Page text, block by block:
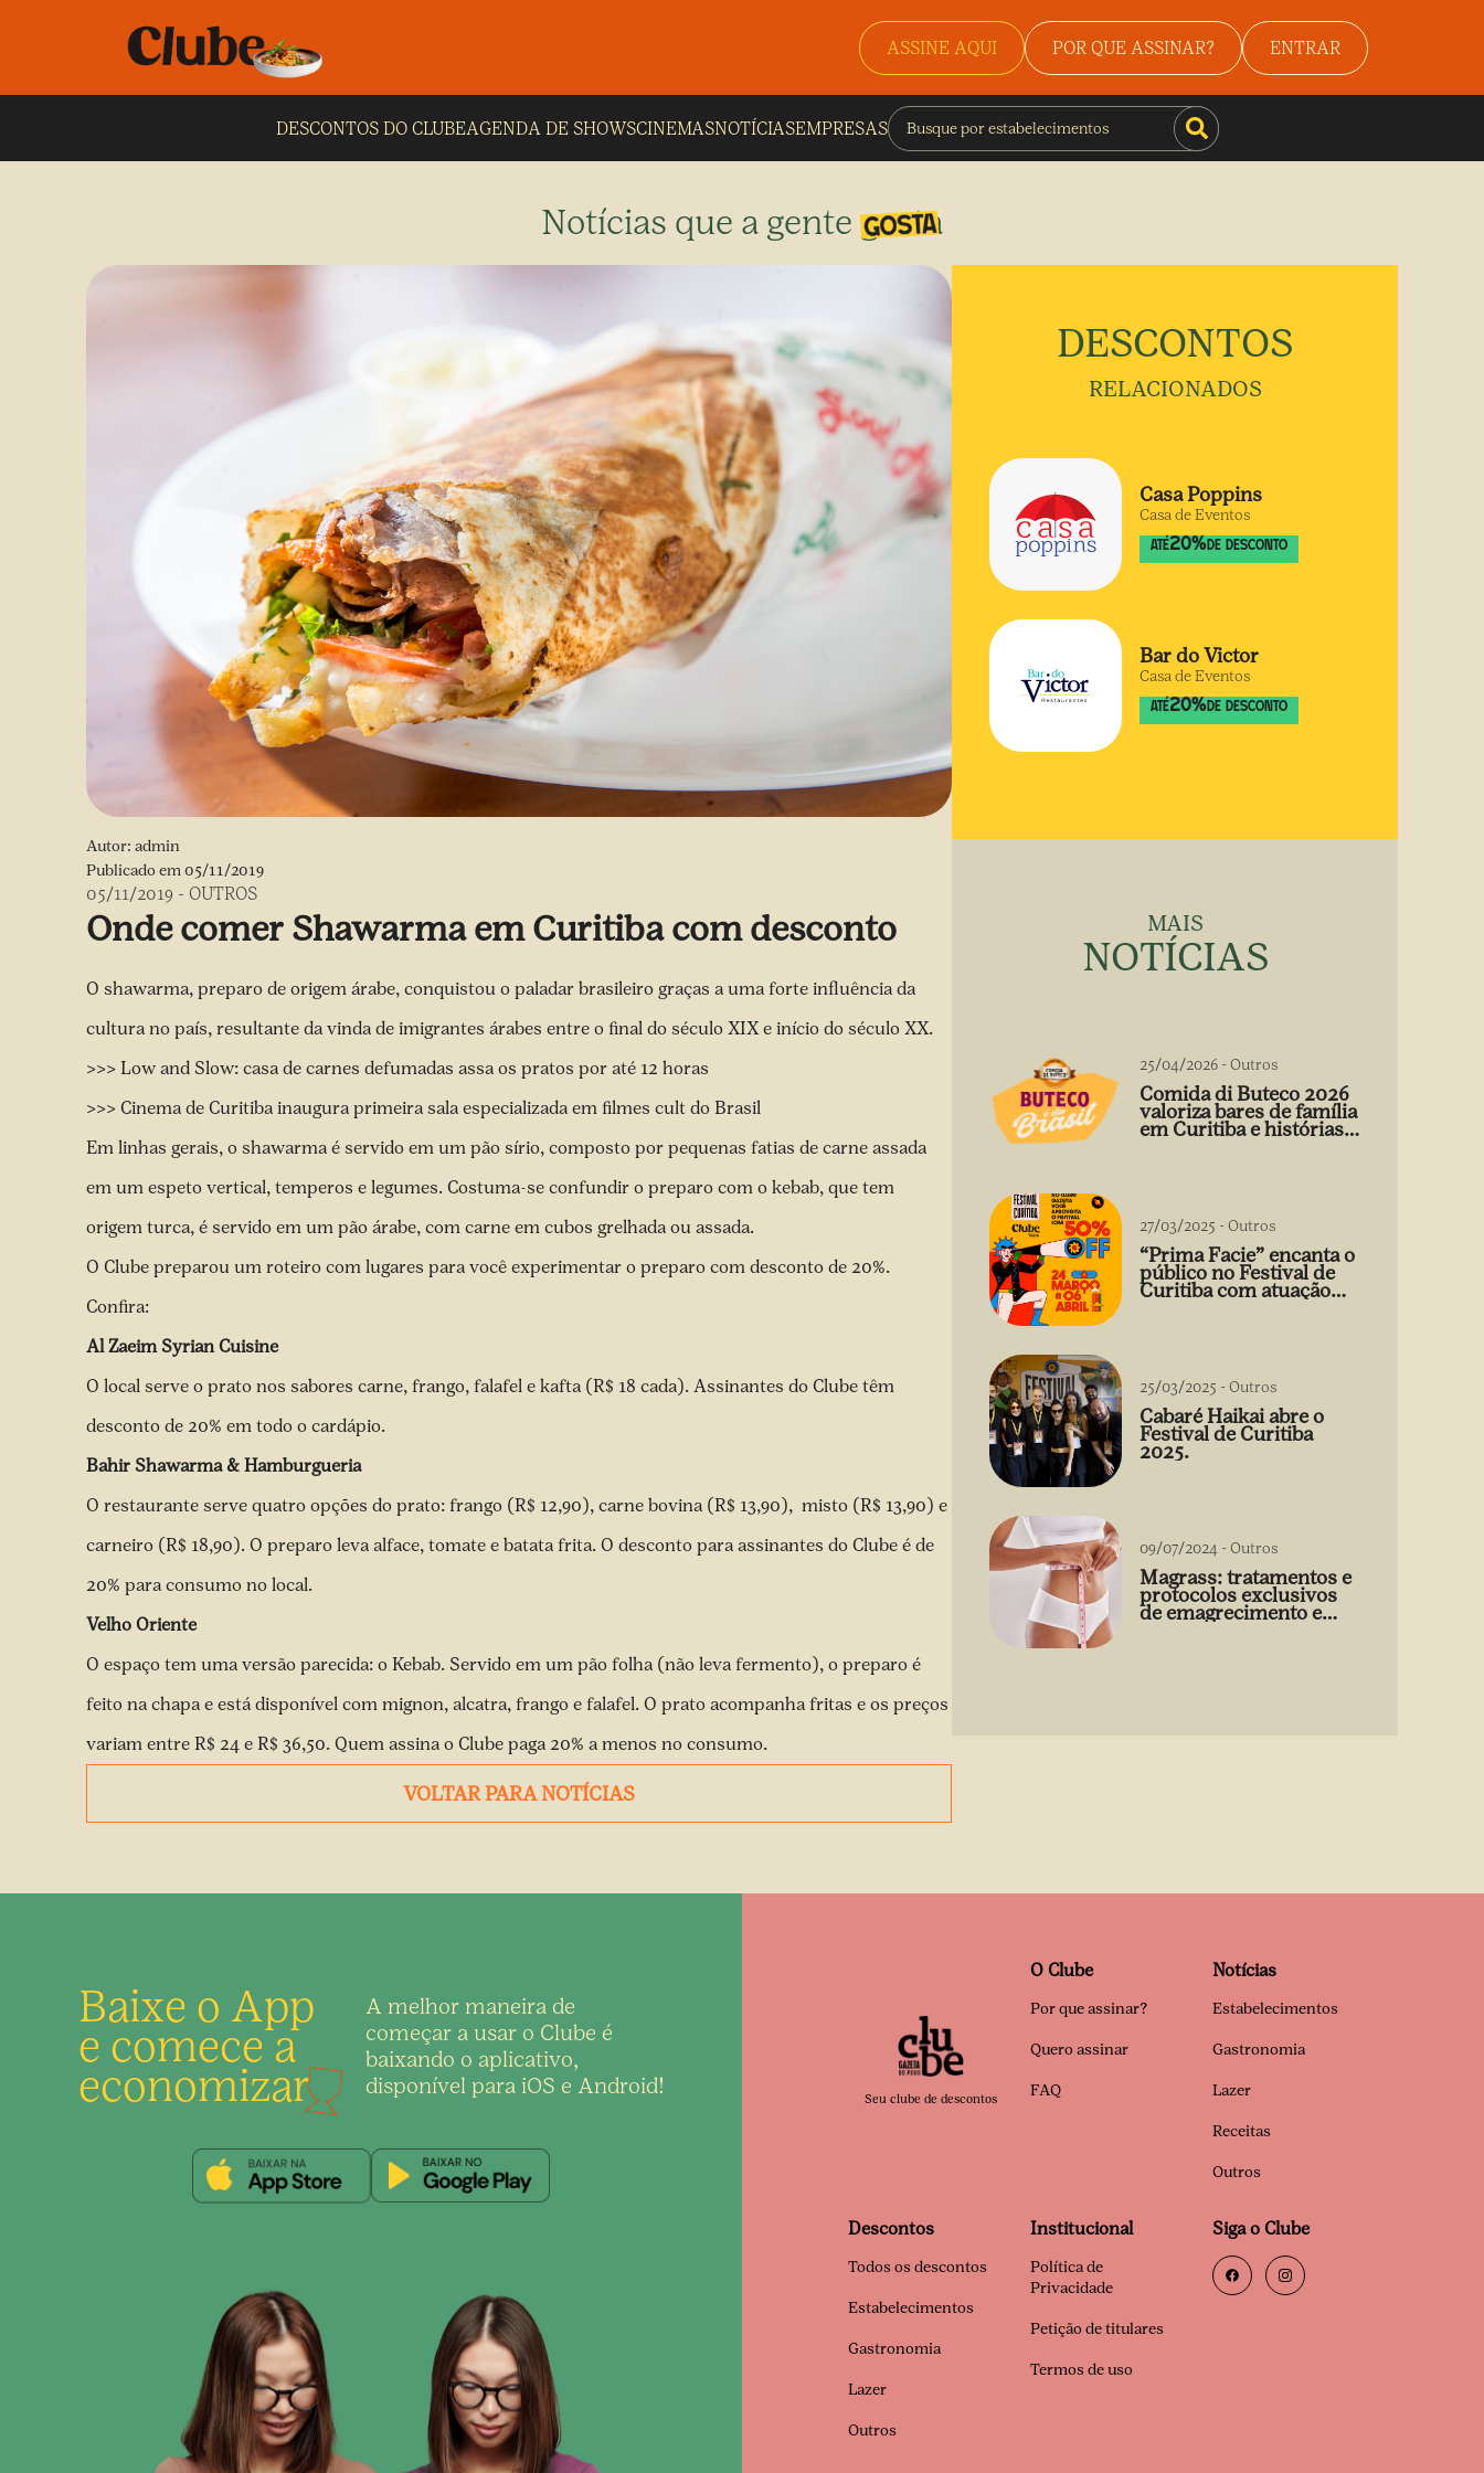
ASSINE AQUI POR QUE ASSINAR? ENTRAR
DESCONTOS DO CLUBEAGENDA DE SHOWSCINEMASNOTÍCIASEMPRESAS
Notícias que a gente gosta
Autor: admin
Publicado em05/11/2019
05/11/2019 - OUTROS
Onde comer Shawarma em Curitiba com desconto
O shawarma, preparo de origem árabe, conquistou o paladar brasileiro graças a uma forte influência da
cultura no país, resultante da vinda de imigrantes árabes entre o final do século XIX e início do século XX.
>>> Low and Slow: casa de carnes defumadas assa os pratos por até 12 horas
>>> Cinema de Curitiba inaugura primeira sala especializada em filmes cult do Brasil
Em linhas gerais, o shawarma é servido em um pão sírio, composto por pequenas fatias de carne assada
em um espeto vertical, temperos e legumes. Costuma-se confundir o preparo com o kebab, que tem
origem turca, é servido em um pão árabe, com carne em cubos grelhada ou assada.
O Clube preparou um roteiro com lugares para você experimentar o preparo com desconto de 20%.
Confira:
Al Zaeim Syrian Cuisine
O local serve o prato nos sabores carne, frango, falafel e kafta (R$ 18 cada). Assinantes do Clube têm
desconto de 20% em todo o cardápio.
Bahir Shawarma & Hamburgueria
O restaurante serve quatro opções do prato: frango (R$ 12,90), carne bovina (R$ 13,90), misto (R$ 13,90) e
carneiro (R$ 18,90). O preparo leva alface, tomate e batata frita. O desconto para assinantes do Clube é de
20% para consumo no local.
Velho Oriente
O espaço tem uma versão parecida: o Kebab. Servido em um pão folha (não leva fermento), o preparo é
feito na chapa e está disponível com mignon, alcatra, frango e falafel. O prato acompanha fritas e os preços
variam entre R$ 24 e R$ 36,50. Quem assina o Clube paga 20% a menos no consumo.
VOLTAR PARA NOTÍCIAS
DESCONTOS
RELACIONADOS
Casa Poppins
Casa de Eventos
ATÉ20%DE DESCONTO
Bar do Victor
Casa de Eventos
ATÉ20%DE DESCONTO
MAIS
NOTÍCIAS
25/04/2026 -Outros
Comida di Buteco 2026
valoriza bares de família
em Curitiba e histórias
27/03/2025 -Outros
“Prima Facie” encanta o
público no Festival de
Curitiba com atuação
arrebatadora de Débora
25/03/2025 -Outros
Cabaré Haikai abre o
Festival de Curitiba
2025.
09/07/2024 -Outros
Magrass: tratamentos e
protocolos exclusivos
de emagrecimento e
estética sem uso de
Baixe o App
e comece a
economizar
A melhor maneira de
começar a usar o Clube é
baixando o aplicativo,
disponível para iOS e Android!
Seu clube de descontos
O Clube
Por que assinar?
Quero assinar
FAQ
Notícias
Estabelecimentos
Gastronomia
Lazer
Receitas
Outros
Descontos
Todos os descontos
Estabelecimentos
Gastronomia
Lazer
Outros
Institucional
Política de
Privacidade
Petição de titulares
Termos de uso
Siga o Clube